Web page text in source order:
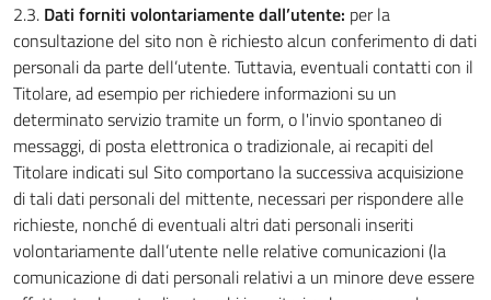
2.3. Dati forniti volontariamente dall’utente: per la
consultazione del sito non è richiesto alcun conferimento di dati
personali da parte dell’utente. Tuttavia, eventuali contatti con il
Titolare, ad esempio per richiedere informazioni su un
determinato servizio tramite un form, o l'invio spontaneo di
messaggi, di posta elettronica o tradizionale, ai recapiti del
Titolare indicati sul Sito comportano la successiva acquisizione
di tali dati personali del mittente, necessari per rispondere alle
richieste, nonché di eventuali altri dati personali inseriti
volontariamente dall’utente nelle relative comunicazioni (la
comunicazione di dati personali relativi a un minore deve essere